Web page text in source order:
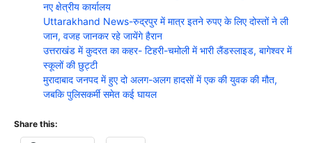
नए क्षेत्रीय कार्यालय
Uttarakhand News-रुद्रपुर में मात्र इतने रुपए के लिए दोस्तों ने ली
जान, वजह जानकर रहे जायेंगे हैरान
उत्तराखंड में कुदरत का कहर- टिहरी-चमोली में भारी लैंडस्लाइड, बागेश्वर में
स्कूलों की छुट्टी
मुरादाबाद जनपद में हुए दो अलग-अलग हादसों में एक की युवक की मौत,
जबकि पुलिसकर्मी समेत कई घायल
Share this: